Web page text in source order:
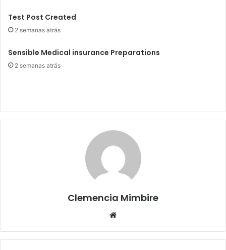
Test Post Created
2 semanas atrás
Sensible Medical insurance Preparations
2 semanas atrás
Clemencia Mimbire
Website